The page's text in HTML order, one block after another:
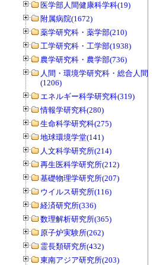
医学部人間健康科学科(19)
附属病院(1672)
薬学研究科・薬学部(210)
工学研究科・工学部(1938)
農学研究科・農学部(736)
人間・環境学研究科・総合人間学部
(1206)
エネルギー科学研究科(319)
情報学研究科(280)
生命科学研究科(275)
地球環境学堂(141)
人文科学研究所(214)
再生医科学研究所(212)
基礎物理学研究所(207)
ウイルス研究所(116)
経済研究所(336)
数理解析研究所(365)
原子炉実験所(262)
霊長類研究所(432)
東南アジア研究所(203)